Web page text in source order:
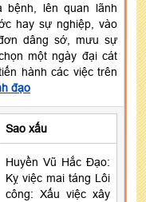
bệnh, lên quan lãnh
hay sự nghiệp, vào
dâng sớ, mưu sự
một ngày đại cát
hành các việc trên
đạo
Sao xấu
Huyền Vũ Hắc Đạo:
Kỵ việc mai táng Lôi
công: Xấu việc xây